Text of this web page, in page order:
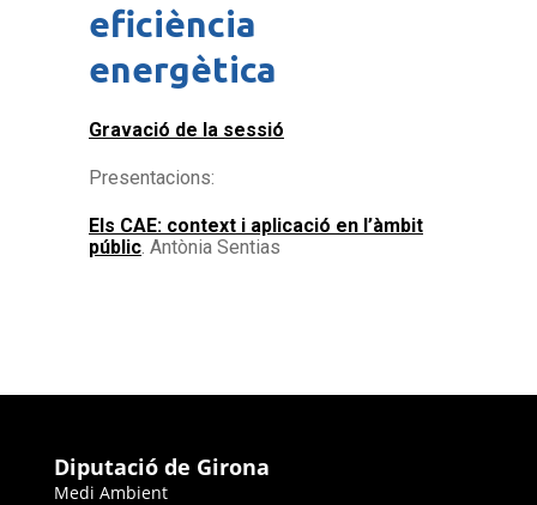
eficiència
energètica
Gravació de la sessió
Presentacions:
Els CAE: context i aplicació en l’àmbit
públic. Antònia Sentias
Diputació de Girona
Medi Ambient